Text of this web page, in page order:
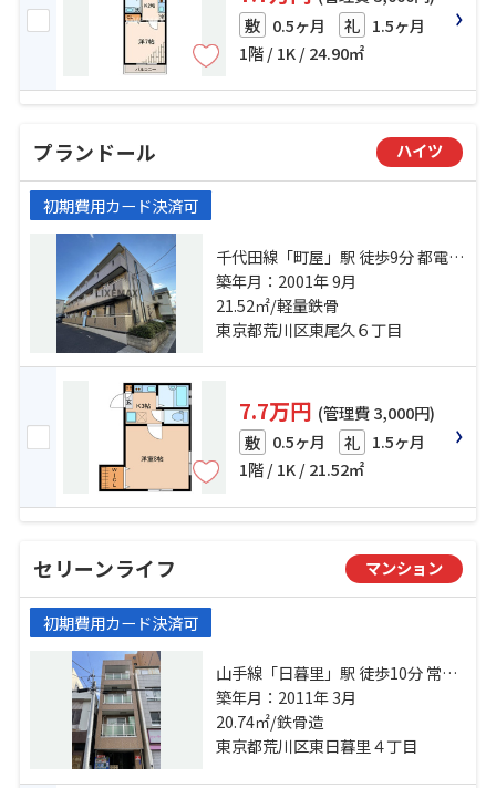
敷 0.5ヶ月 礼 1.5ヶ月
1階 / 1K / 24.90㎡
プランドール ハイツ
初期費用カード決済可
千代田線「町屋」駅 徒歩9分 都電荒
川線「町屋二丁目」駅 徒歩5分 都電
荒川線「東尾久三丁目」駅 徒歩2分
築年月：2001年 9月
21.52㎡/軽量鉄骨
東京都荒川区東尾久６丁目
7.7万円 (管理費 3,000円)
敷 0.5ヶ月 礼 1.5ヶ月
1階 / 1K / 21.52㎡
セリーンライフ マンション
初期費用カード決済可
山手線「日暮里」駅 徒歩10分 常磐
線「三河島」駅 徒歩9分 山手線「鶯
谷」駅 徒歩15分
築年月：2011年 3月
20.74㎡/鉄骨造
東京都荒川区東日暮里４丁目